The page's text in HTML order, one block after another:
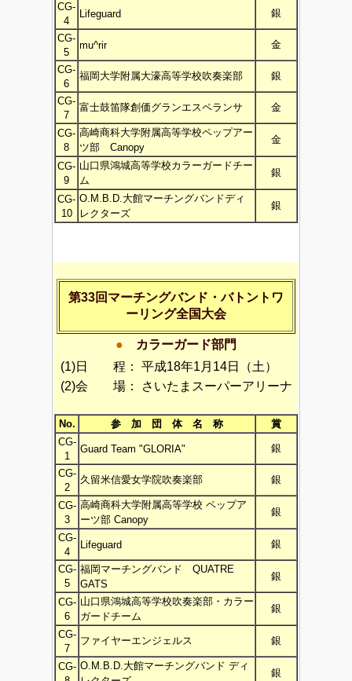
CG-
4
Lifeguard 銀
CG-
5
mu^rir 金
CG-
6
福岡大学附属大濠高等学校吹奏楽部 銀
CG-
7
富士鼓笛隊創価グランエスペランサ 金
CG-
8
高崎商科大学附属高等学校ペップアー
ツ部 Canopy
金
CG-
9
山口県鴻城高等学校カラーガードチー
ム
銀
CG-
10
O.M.B.D.大館マーチングバンドディ
レクターズ
銀
第33回マーチングバンド・バトントワ
ーリング全国大会
●
カラーガード部門
(1)日 程：
平成18年1月14日（土）
(2)会 場：
さいたまスーパーアリーナ
No. 参 加 団 体 名 称
賞
CG-
1
Guard Team "GLORIA" 銀
CG-
2
久留米信愛女学院吹奏楽部 銀
CG-
3
高崎商科大学附属高等学校 ペップア
ーツ部 Canopy
銀
CG-
4
Lifeguard 銀
CG-
5
福岡マーチングバンド QUATRE
GATS
銀
CG-
6
山口県鴻城高等学校吹奏楽部・カラー
ガードチーム
銀
CG-
7
ファイヤーエンジェルス 銀
CG- O.M.B.D.大館マーチングバンド ディ
銀